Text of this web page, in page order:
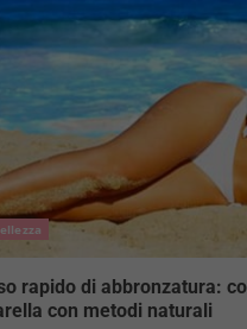
rapido di abbronzatura:
con metodi naturali